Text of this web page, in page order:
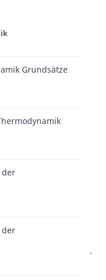
in fünf weiteren
du als
schon immer
Grundsätze
der
der